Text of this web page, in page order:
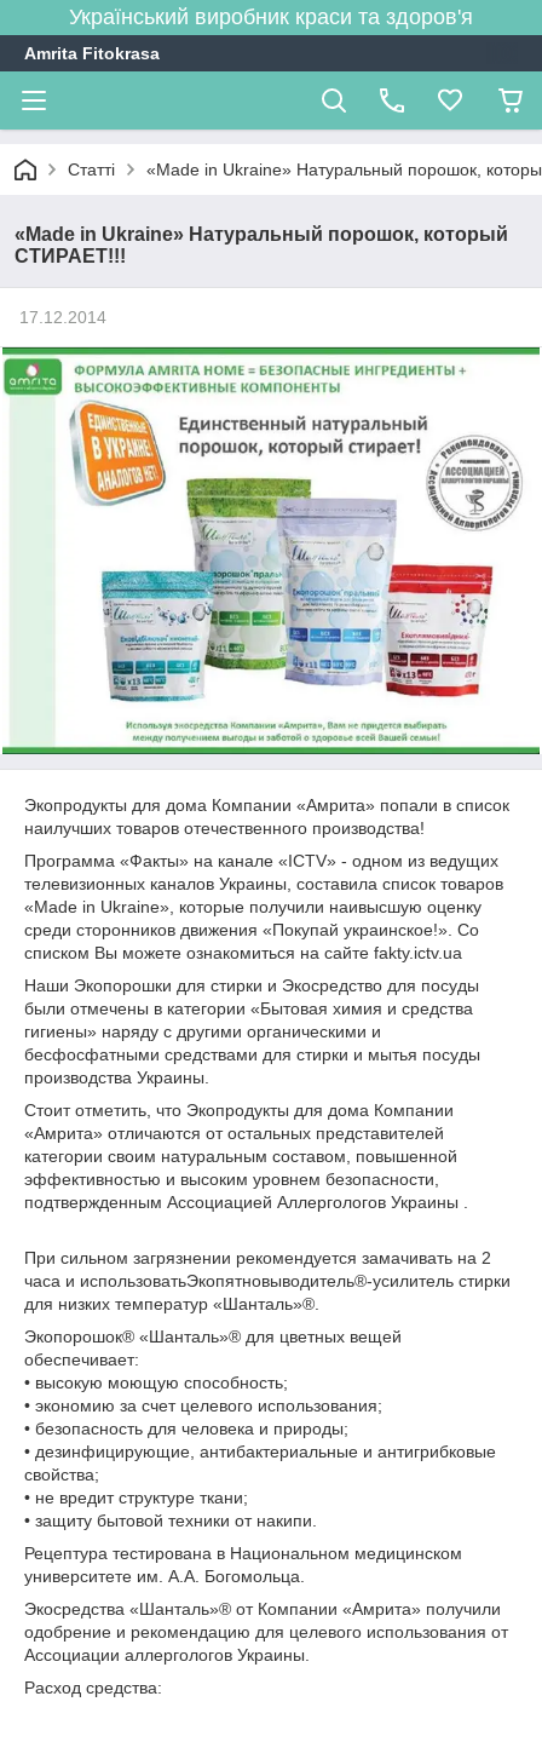
Український виробник краси та здоров'я
Amrita Fitokrasa
Статті «Made in Ukraine» Натуральный порошок,
«Made in Ukraine» Натуральный порошок, который
СТИРАЕТ!!!
17.12.2014
Экопродукты для дома Компании «Амрита» попали в список
наилучших товаров отечественного производства!
Программа «Факты» на канале «ICTV» - одном из ведущих
телевизионных каналов Украины, составила список товаров
«Made in Ukraine», которые получили наивысшую оценку
среди сторонников движения «Покупай украинское!». Со
списком Вы можете ознакомиться на сайте fakty.ictv.ua
Наши Экопорошки для стирки и Экосредство для посуды
были отмечены в категории «Бытовая химия и средства
гигиены» наряду с другими органическими и
бесфосфатными средствами для стирки и мытья посуды
производства Украины.
Стоит отметить, что Экопродукты для дома Компании
«Амрита» отличаются от остальных представителей
категории своим натуральным составом, повышенной
эффективностью и высоким уровнем безопасности,
подтвержденным Ассоциацией Аллергологов Украины .
При сильном загрязнении рекомендуется замачивать на 2
часа и использоватьЭкопятновыводитель®-усилитель стирки
для низких температур «Шанталь»®.
Экопорошок® «Шанталь»® для цветных вещей
обеспечивает:
• высокую моющую способность;
• экономию за счет целевого использования;
• безопасность для человека и природы;
• дезинфицирующие, антибактериальные и антигрибковые
свойства;
• не вредит структуре ткани;
• защиту бытовой техники от накипи.
Рецептура тестирована в Национальном медицинском
университете им. А.А. Богомольца.
Экосредства «Шанталь»® от Компании «Амрита» получили
одобрение и рекомендацию для целевого использования от
Ассоциации аллергологов Украины.
Расход средства: